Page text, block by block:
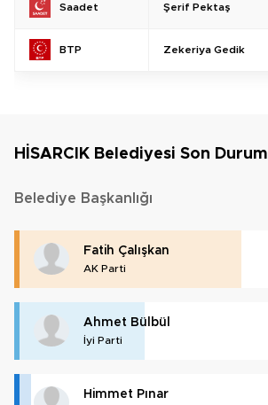
Saadet Şerif Pektaş
BTP Zekeriya Gedik
HİSARCIK Belediyesi Son Durum
Belediye Başkanlığı
Fatih Çalışkan
AK Parti
Ahmet Bülbül
İyi Parti
Himmet Pınar